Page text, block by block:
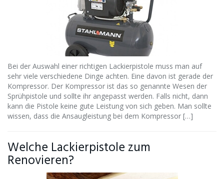
Bei der Auswahl einer richtigen Lackierpistole muss man auf
sehr viele verschiedene Dinge achten. Eine davon ist gerade der
Kompressor. Der Kompressor ist das so genannte Wesen der
Sprühpistole und sollte ihr angepasst werden. Falls nicht, dann
kann die Pistole keine gute Leistung von sich geben. Man sollte
wissen, dass die Ansaugleistung bei dem Kompressor […]
Welche Lackierpistole zum
Renovieren?